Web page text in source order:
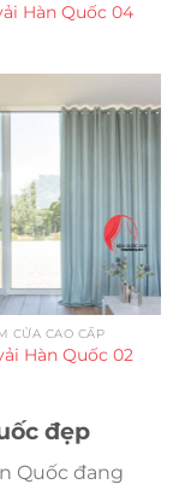
đẹp
Quốc đang
Hàn Quốc 04
CỬA CAO CẤP
Hàn Quốc 02